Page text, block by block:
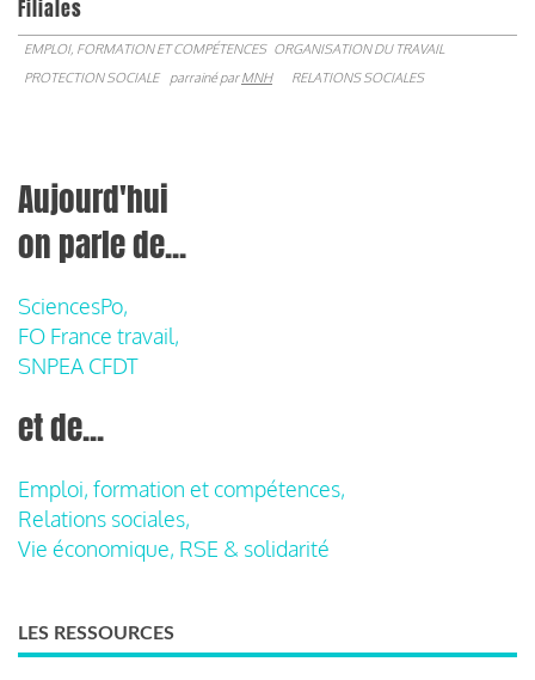
Filiales
EMPLOI, FORMATION ET COMPÉTENCES ORGANISATION DU TRAVAIL
PROTECTION SOCIALE
parrainé parMNH RELATIONS SOCIALES
Aujourd'hui
on parle de...
SciencesPo,
FO France travail,
SNPEA CFDT
et de...
Emploi, formation et compétences,
Relations sociales,
Vie économique, RSE & solidarité
LES RESSOURCES